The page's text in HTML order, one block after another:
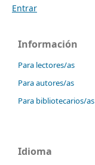
Entrar
Información
Para lectores/as
Para autores/as
Para bibliotecarios/as
Idioma